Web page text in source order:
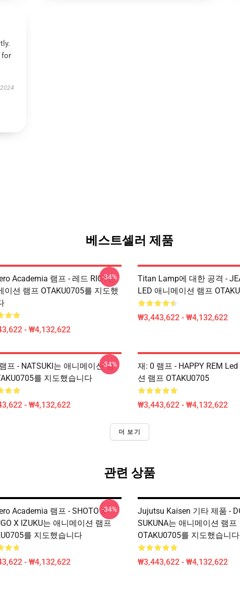
for
베스트셀러 제품
Academia 램프 - 레드 RIOT는
이션 램프 OTAKU0705를 지도했
- ₩4,132,622
-34%
Titan Lamp에 대한 공격 -
LED 애니메이션 램프
₩3,443,622 - ₩4,132,622
프 - NATSUKI는 애니메이션 램
를 지도했습니다
- ₩4,132,622
-34%
재: 0 램프 - HAPPY REM
션 램프 OTAKU0705
₩3,443,622 - ₩4,132,622
더 보기
관련 상품
Academia 램프 - SHOTO X
X IZUKU는 애니메이션 램프
를 지도했습니다
- ₩4,132,622
-34%
Jujutsu Kaisen 기타 제품 -
SUKUNA는 애니메이션 램프
OTAKU0705를 지도했습니다
₩3,443,622 - ₩4,132,622